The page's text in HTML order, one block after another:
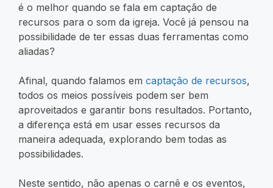
é o melhor quando se fala em captação de
recursos para o som da igreja. Você já pensou na
possibilidade de ter essas duas ferramentas como
aliadas?
Afinal, quando falamos em captação de recursos,
todos os meios possíveis podem ser bem
aproveitados e garantir bons resultados. Portanto,
a diferença está em usar esses recursos da
maneira adequada, explorando bem todas as
possibilidades.
Neste sentido, não apenas o carnê e os eventos,